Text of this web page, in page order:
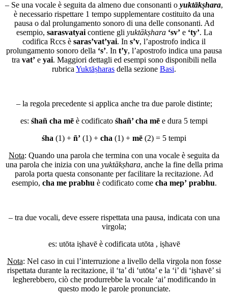
– Se una vocale è seguita da almeno due consonanti o yuktākṣhara,
è necessario rispettare 1 tempo supplementare costituito da una
pausa o dal prolungamento sonoro di una delle consonanti. Ad
esempio, sarasvatyaicontiene gli yuktākṣhara ‘sv’e ‘ty’. La
codifica Rccs è saras’vat’yai. In s’v, l’apostrofo indica il
prolungamento sonoro della ‘s’. In t’y, l’apostrofo indica una pausa
tra vat’ e yai. Maggiori dettagli ed esempi sono disponibili nella
rubrica Yuktāṣharas della sezione Basi.
– la regola precedente si applica anche tra due parole distinte;
es: śhañ cha mē è codificato śhañ’ cha mē e dura 5 tempi
śha (1) + ñ’ (1) + cha (1) + mē (2) = 5 tempi
Nota: Quando una parola che termina con una vocale è seguita da
una parola che inizia con una yuktākṣhara, anche la fine della prima
parola porta questa consonante per facilitare la recitazione. Ad
esempio, cha me prabhu è codificato come cha mep’ prabhu.
– tra due vocali, deve essere rispettata una pausa, indicata con una
virgola;
es: utōta iṣhavēè codificata utōta , iṣhavē
Nota: Nel caso in cui l’interruzione a livello della virgola non fosse
rispettata durante la recitazione, il ‘ta’ di ‘utōta’ e la ‘i’ di ‘iṣhavē’ si
legherebbero, ciò che produrrebbe la vocale ‘ai’ modificando in
questo modo le parole pronunciate.